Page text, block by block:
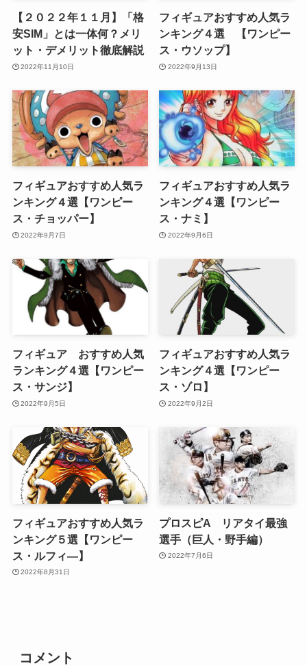
【２０２２年１１月】「格
安SIM」とは一体何？メリ
ット・デメリット徹底解説
2022年11月10日
フィギュアおすすめ人気ラ
ンキング４選 【ワンピー
ス・ウソップ】
2022年9月13日
フィギュアおすすめ人気ラ
ンキング４選【ワンピー
ス・チョッパー】
2022年9月7日
フィギュアおすすめ人気ラ
ンキング４選【ワンピー
ス・ナミ】
2022年9月6日
フィギュア おすすめ人気
ランキング４選【ワンピー
ス・サンジ】
2022年9月5日
フィギュアおすすめ人気ラ
ンキング４選【ワンピー
ス・ゾロ】
2022年9月2日
フィギュアおすすめ人気ラ
ンキング５選【ワンピー
ス・ルフィ―】
2022年8月31日
プロスピA リアタイ最強
選手（巨人・野手編）
2022年7月6日
コメント